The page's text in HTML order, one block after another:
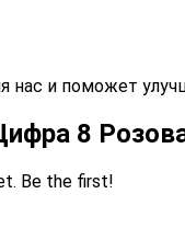
и поможет
8
Be the first!